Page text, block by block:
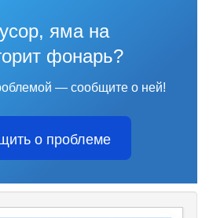
яма на
фонарь?
— сообщите о ней!
о проблеме